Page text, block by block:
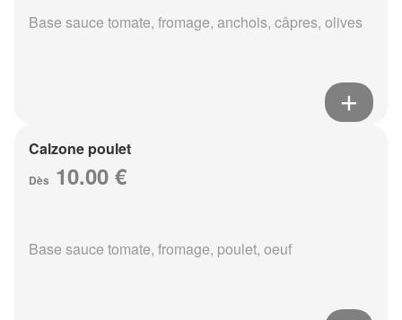
Base sauce tomate, fromage, anchois, câpres, olives
Calzone poulet
Dès 10.00 €
Base sauce tomate, fromage, poulet, oeuf